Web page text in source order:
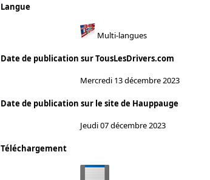
Langue
Multi-langues
Date de publication sur TousLesDrivers.com
Mercredi 13 décembre 2023
Date de publication sur le site de Hauppauge
Jeudi 07 décembre 2023
Téléchargement